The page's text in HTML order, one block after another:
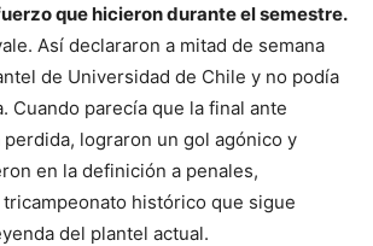
que hicieron durante el semestre.
Así declararon a mitad de semana
de Universidad de Chile y no podía
Cuando parecía que la final ante
perdida, lograron un gol agónico y
en la definición a penales,
histórico que sigue
del plantel actual.